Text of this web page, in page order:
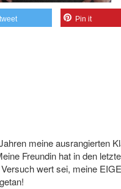
tweet Pin it
meine ausrangierten
Freundin hat in den
wert sei, meine